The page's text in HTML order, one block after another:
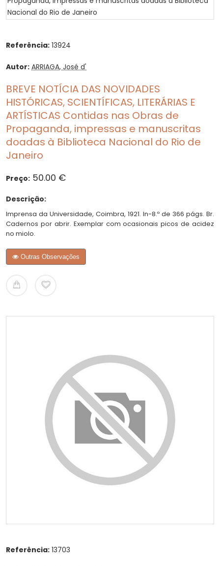
Referência: 13924
Autor: ARRIAGA, José d'
BREVE NOTÍCIA DAS NOVIDADES
HISTÓRICAS, SCIENTÍFICAS, LITERÁRIAS E
ARTÍSTICAS Contidas nas Obras de
Propaganda, impressas e manuscritas
doadas à Biblioteca Nacional do Rio de
Janeiro
Preço: 50.00 €
Descrição:
Imprensa da Universidade, Coimbra, 1921. In-8.º de 366 págs. Br.
Cadernos por abrir. Exemplar com ocasionais picos de acidez
no miolo.
Outras Observações
Referência: 13703